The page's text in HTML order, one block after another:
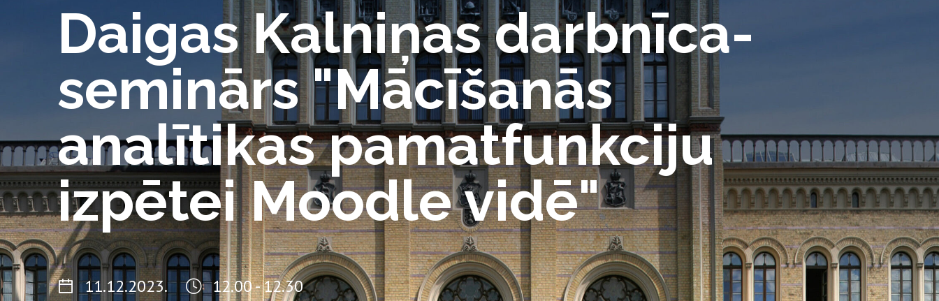
Daigas Kalniņas darbnīca-
seminārs "Mācīšanās
analītikas pamatfunkciju
izpētei Moodle vidē"
11.12.2023. 12.00 - 12.30